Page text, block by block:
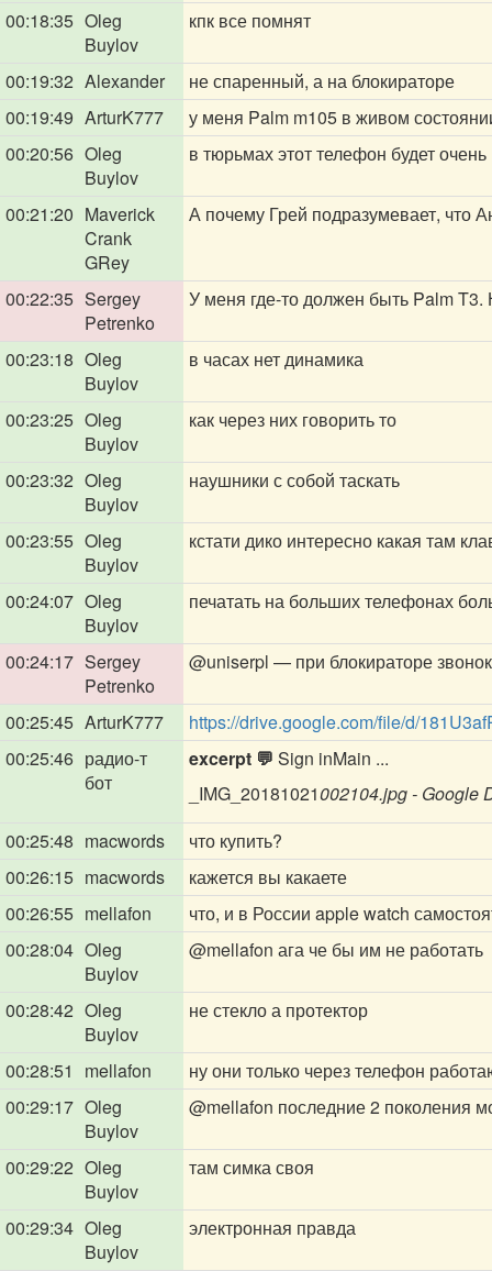
00:18:35 Oleg
Buylov
кпк все помнят
00:19:32 Alexander
не спаренный, а на блокираторе
00:19:49 ArturK777
у меня Palm m105 в живом
00:20:56 Oleg
Buylov
в тюрьмах этот телефон будет
00:21:20 Maverick
Crank
GRey
А почему Грей подразумевает, что
00:22:35 Sergey
Petrenko
У меня где-то должен быть Palm T3.
00:23:18 Oleg
Buylov
в часах нет динамика
00:23:25 Oleg
Buylov
как через них говорить то
00:23:32 Oleg
Buylov
наушники с собой таскать
00:23:55 Oleg
Buylov
кстати дико интересно какая там
00:24:07 Oleg
Buylov
печатать на больших телефонах
00:24:17 Sergey
Petrenko
@uniserpl — при блокираторе
00:25:45 ArturK777
https://drive.google.com/file/d/
00:25:46 радио-т
бот
excerpt 💬 Sign inMain ...
_IMG_20181021002104.jpg - Google
00:25:48 macwords
что купить?
00:26:15 macwords
кажется вы какаете
00:26:55 mellafon
что, и в России apple watch
00:28:04 Oleg
Buylov
@mellafon ага че бы им не работать
00:28:42 Oleg
Buylov
не стекло а протектор
00:28:51 mellafon
ну они только через телефон
00:29:17 Oleg
Buylov
@mellafon последние 2 поколения
00:29:22 Oleg
Buylov
там симка своя
00:29:34 Oleg
Buylov
электронная правда